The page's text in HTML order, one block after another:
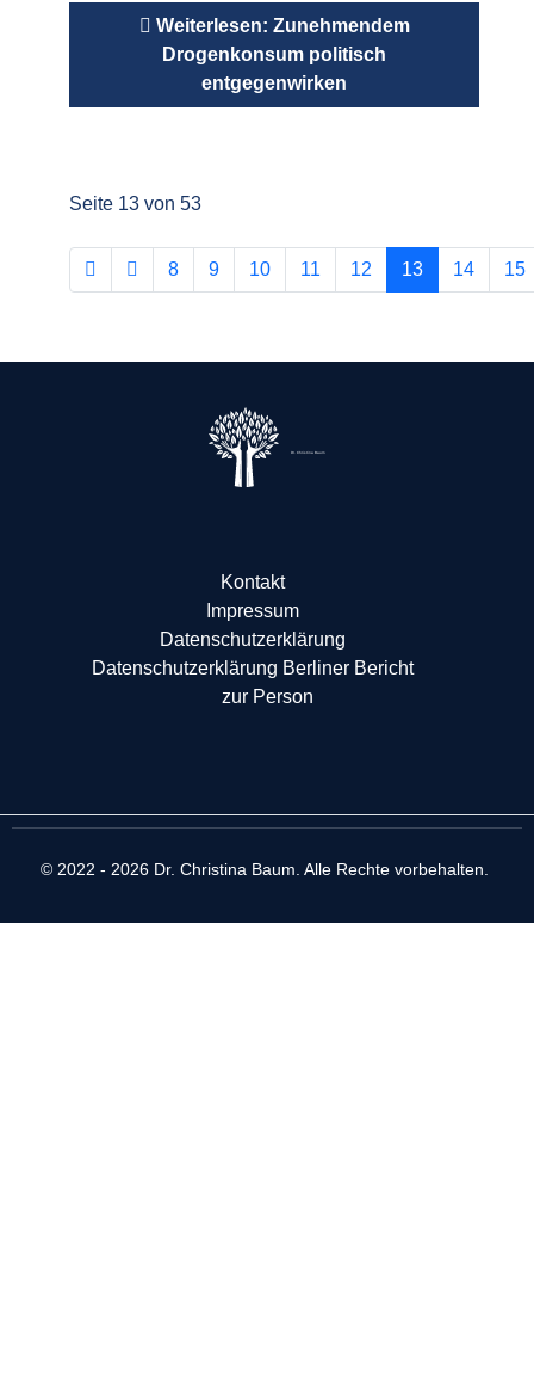
Weiterlesen: Zunehmendem
Drogenkonsum politisch
entgegenwirken
Seite 13 von 53
8 9 10 11 12 13 14 15
Dr. Christina Baum
Kontakt
Impressum
Datenschutzerklärung
Datenschutzerklärung Berliner Bericht
zur Person
© 2022 - 2026 Dr. Christina Baum. Alle Rechte vorbehalten.